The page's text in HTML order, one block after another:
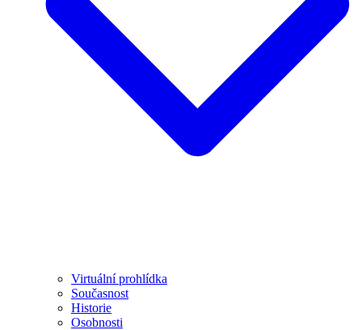
Virtuální prohlídka
Současnost
Historie
Osobnosti